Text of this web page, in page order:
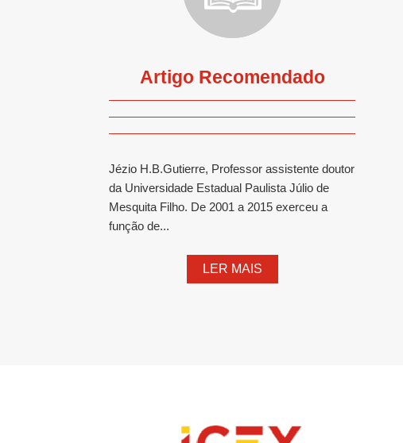
Artigo Recomendado
Jézio H.B.Gutierre, Professor assistente doutor
da Universidade Estadual Paulista Júlio de
Mesquita Filho. De 2001 a 2015 exerceu a
função de...
LER MAIS